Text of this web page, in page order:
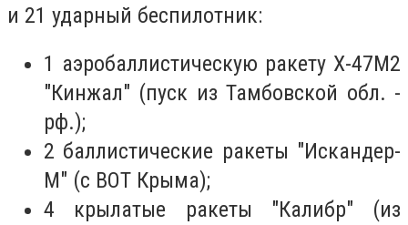
и 21 ударный беспилотник:
1 аэробаллистическую ракету Х-47М2
"Кинжал" (пуск из Тамбовской обл. -
рф.);
2 баллистические ракеты "Искандер-
М" (с ВОТ Крыма);
4 крылатые ракеты "Калибр" (из